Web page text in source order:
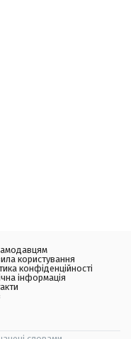
користування
конфіденційності
інформація